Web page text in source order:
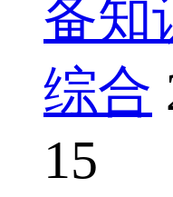
备知
综合
15